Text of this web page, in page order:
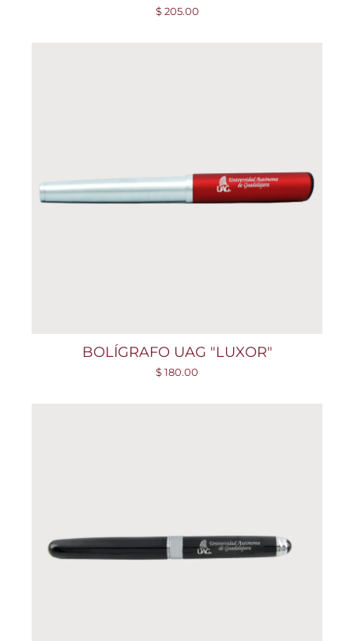
$ 205.00
BOLÍGRAFO UAG "LUXOR"
$ 180.00